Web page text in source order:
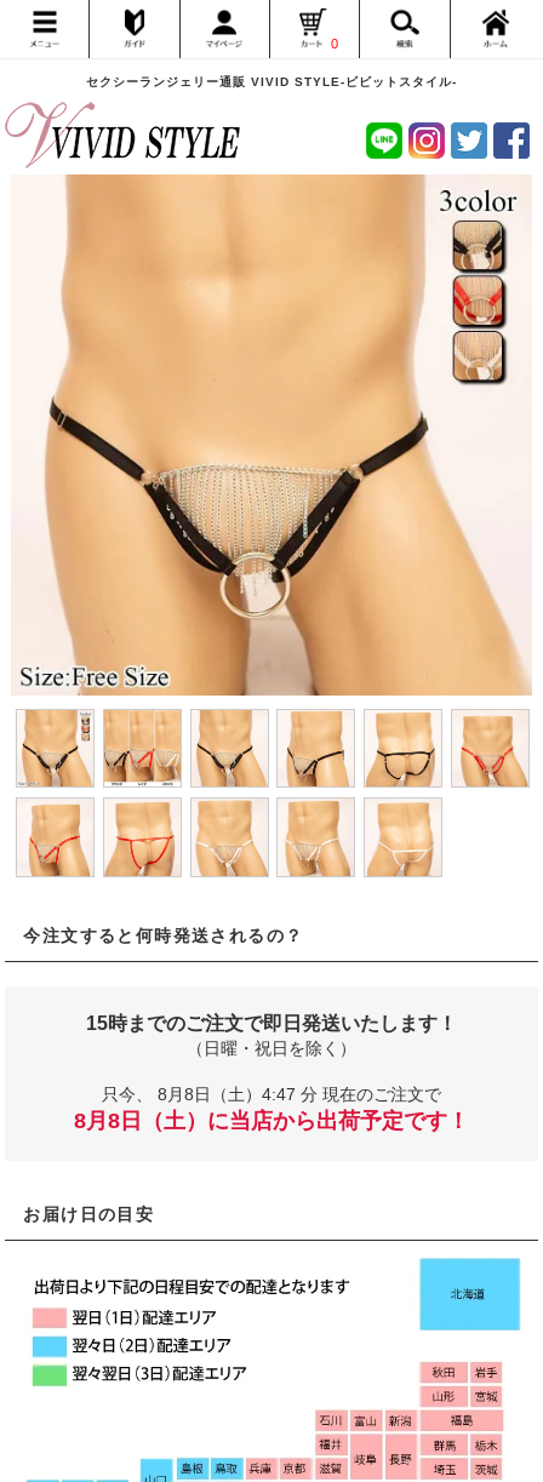
セクシーランジェリー通販 VIVID STYLE-ビビットスタイル-
0
今注文すると何時発送されるの？
15時までのご注文で即日発送いたします！
（日曜・祝日を除く）
只今、 8月8日（土）4:47 分 現在のご注文で
8月8日（土）に当店から出荷予定です！
お届け日の目安